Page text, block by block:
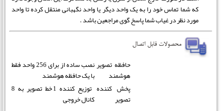
که شما تماس خود را به یک واحد دیگر یا واحد نگهبانی منتقل کرده تا واحد
مورد نظر در غیاب شما پاسخ گوی مراجعین باشد .
حافظه تصویر
هوشمند
نصب ساده از برای 256 واحد فقط
با یک حافظه هوشمند
پخش کننده
تصویر
توزیع کننده 1 خط تصویر به 8
کانال خروجی